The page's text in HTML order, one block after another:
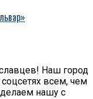
Наш город
всем, чем
нашу с